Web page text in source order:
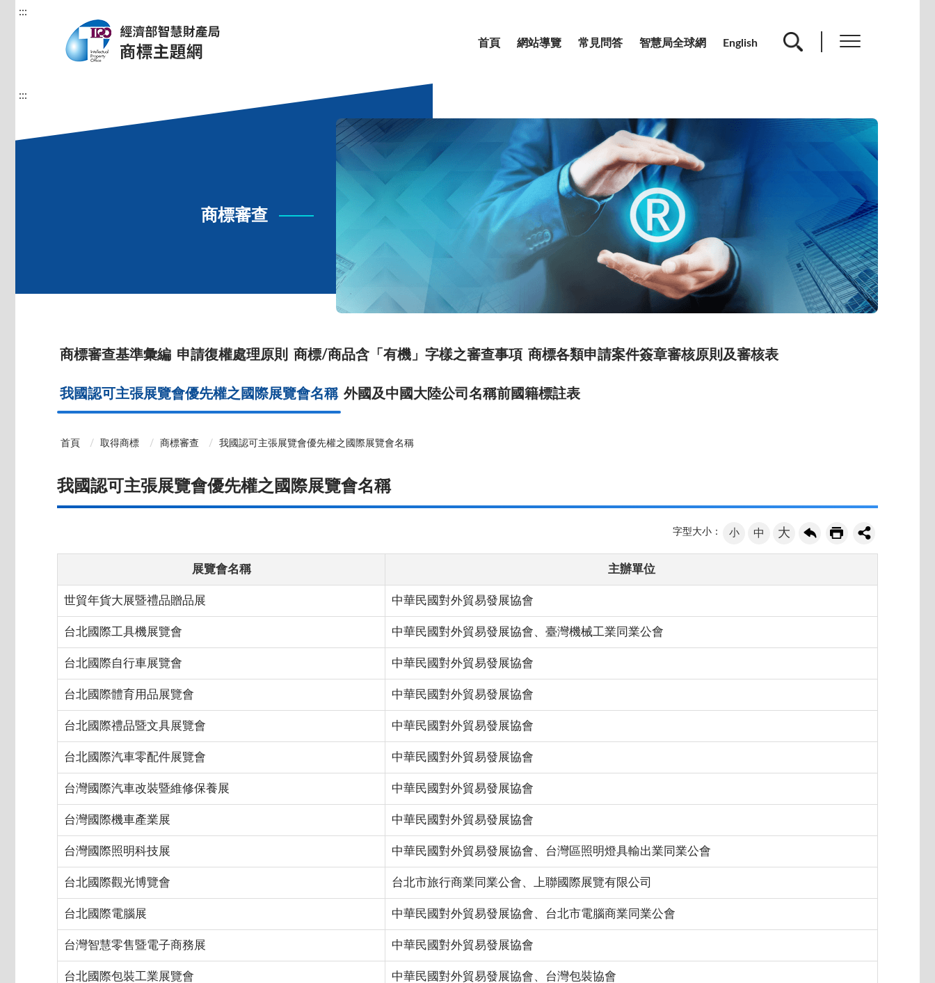
:::
首頁 網站導覽 常見問答 智慧局全球網 English
:::
商標審查
商標審查基準彙編 申請復權處理原則 商標/商品含「有機」字樣之審查事項 商標各類申請案件簽章審核原則及審核表
我國認可主張展覽會優先權之國際展覽會名稱 外國及中國大陸公司名稱前國籍標註表
首頁 取得商標 商標審查 我國認可主張展覽會優先權之國際展覽會名稱
我國認可主張展覽會優先權之國際展覽會名稱
字型大小： 小 中 大
展覽會名稱 主辦單位
世貿年貨大展暨禮品贈品展 中華民國對外貿易發展協會
台北國際工具機展覽會 中華民國對外貿易發展協會、臺灣機械工業同業公會
台北國際自行車展覽會 中華民國對外貿易發展協會
台北國際體育用品展覽會 中華民國對外貿易發展協會
台北國際禮品暨文具展覽會 中華民國對外貿易發展協會
台北國際汽車零配件展覽會 中華民國對外貿易發展協會
台灣國際汽車改裝暨維修保養展 中華民國對外貿易發展協會
台灣國際機車產業展 中華民國對外貿易發展協會
台灣國際照明科技展 中華民國對外貿易發展協會、台灣區照明燈具輸出業同業公會
台北國際觀光博覽會 台北市旅行商業同業公會、上聯國際展覽有限公司
台北國際電腦展 中華民國對外貿易發展協會、台北市電腦商業同業公會
台灣智慧零售暨電子商務展 中華民國對外貿易發展協會
台北國際包裝工業展覽會 中華民國對外貿易發展協會、台灣包裝協會